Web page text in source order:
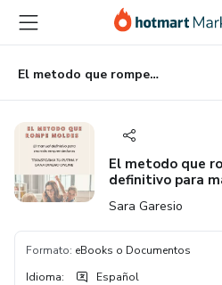
principal
página
de
página
El metodo que rompe moldes: el manual definitivo para mamás emprendedoras
El metodo que
definitivo para
Sara Garesio
Formato: eBooks o Documentos
Idioma: Español